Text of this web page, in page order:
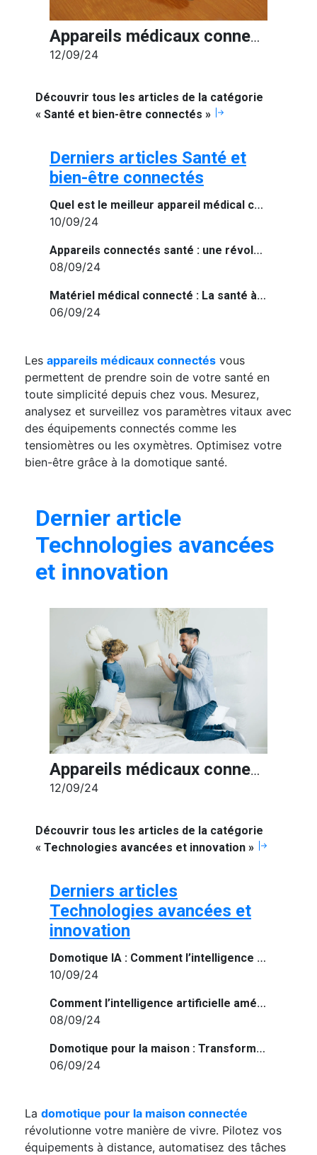
Appareils médicaux connectés : la santé à portée de main grâce à la technologie
12/09/24
Découvrir tous les articles de la catégorie
« Santé et bien-être connectés »
Derniers articles Santé et
bien-être connectés
Quel est le meilleur appareil médical connecté de 2024 ?
10/09/24
Appareils connectés santé : une révolution pour votre bien-être à domicile
08/09/24
Matériel médical connecté : La santé à portée de main grâce à la technologie
06/09/24
Les appareils médicaux connectés vous
permettent de prendre soin de votre santé en
toute simplicité depuis chez vous. Mesurez,
analysez et surveillez vos paramètres vitaux avec
des équipements connectés comme les
tensiomètres ou les oxymètres. Optimisez votre
bien-être grâce à la domotique santé.
Dernier article
Technologies avancées
et innovation
Appareils médicaux connectés : la santé à portée de main grâce à la technologie
12/09/24
Découvrir tous les articles de la catégorie
« Technologies avancées et innovation »
Derniers articles
Technologies avancées et
innovation
Domotique IA : Comment l’intelligence artificielle transforme la maison connectée
10/09/24
Comment l’intelligence artificielle améliore-t-elle la domotique ?
08/09/24
Domotique pour la maison : Transformez votre quotidien avec des appareils intelligents
06/09/24
La domotique pour la maison connectée
révolutionne votre manière de vivre. Pilotez vos
équipements à distance, automatisez des tâches